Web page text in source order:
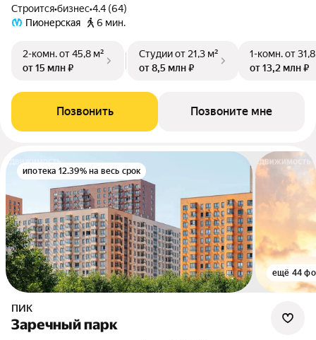
Строится•бизнес•4.4 (64)
Пионерская
6 мин.
2-комн.от 45,8 м²
от 15 млн ₽
Студииот 21,3 м²
от 8,5 млн ₽
1-комн.от
от 13,2 млн ₽
Позвонить Позвоните мне
ипотека 12.39% на весь срок
ещё 44
ПИК
Заречный парк